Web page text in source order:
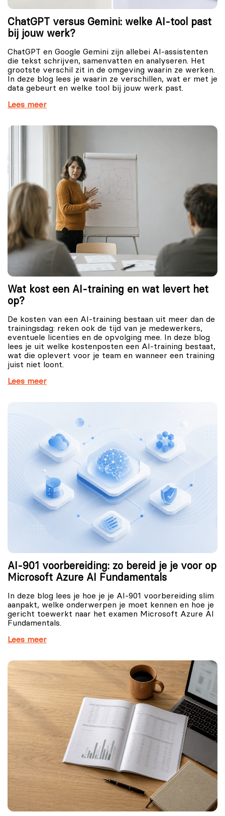
ChatGPT versus Gemini: welke AI-tool past
bij jouw werk?
ChatGPT en Google Gemini zijn allebei AI-assistenten
die tekst schrijven, samenvatten en analyseren. Het
grootste verschil zit in de omgeving waarin ze werken.
In deze blog lees je waarin ze verschillen, wat er met je
data gebeurt en welke tool bij jouw werk past.
Lees meer
Wat kost een AI-training en wat levert het
op?
De kosten van een AI-training bestaan uit meer dan de
trainingsdag: reken ook de tijd van je medewerkers,
eventuele licenties en de opvolging mee. In deze blog
lees je uit welke kostenposten een AI-training bestaat,
wat die oplevert voor je team en wanneer een training
juist niet loont.
Lees meer
AI-901 voorbereiding: zo bereid je je voor op
Microsoft Azure AI Fundamentals
In deze blog lees je hoe je je AI-901 voorbereiding slim
aanpakt, welke onderwerpen je moet kennen en hoe je
gericht toewerkt naar het examen Microsoft Azure AI
Fundamentals.
Lees meer